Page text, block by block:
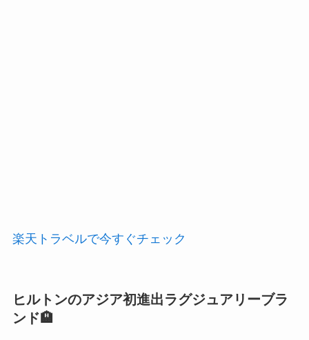
楽天トラベルで今すぐチェック
ヒルトンのアジア初進出ラグジュアリーブラ
ンド🏨